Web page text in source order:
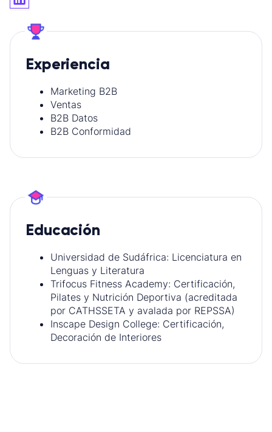
Experiencia
Marketing B2B
Ventas
B2B Datos
B2B Conformidad
Educación
Universidad de Sudáfrica: Licenciatura en
Lenguas y Literatura
Trifocus Fitness Academy: Certificación,
Pilates y Nutrición Deportiva (acreditada
por CATHSSETA y avalada por REPSSA)
Inscape Design College: Certificación,
Decoración de Interiores